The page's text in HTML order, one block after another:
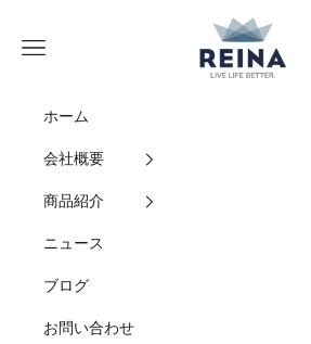
REINA
メニュー
ホーム
会社概要
商品紹介
ニュース
ブログ
お問い合わせ